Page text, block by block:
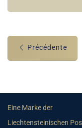
Précédente
Eine Marke der
Liechtensteinischen